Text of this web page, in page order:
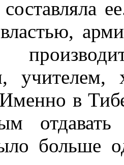
в
больше